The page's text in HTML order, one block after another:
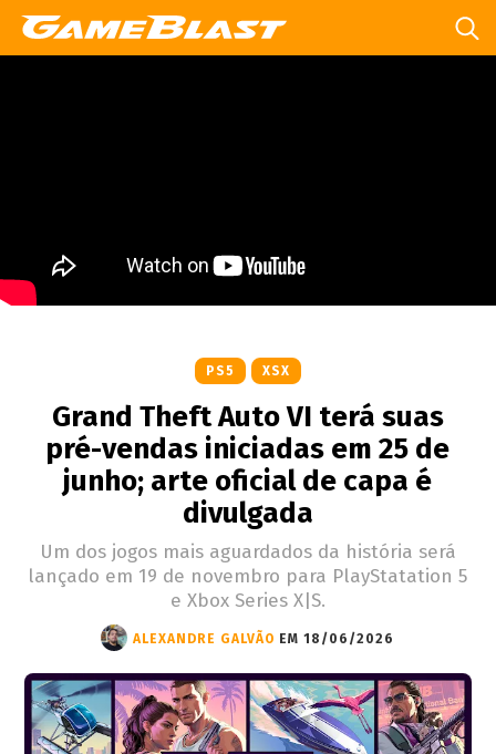
PS5 XSX
Grand Theft Auto VI terá suas
pré-vendas iniciadas em 25 de
junho; arte oficial de capa é
divulgada
Um dos jogos mais aguardados da história será
lançado em 19 de novembro para PlayStatation 5
e Xbox Series X|S.
ALEXANDRE GALVÃO EM 18/06/2026